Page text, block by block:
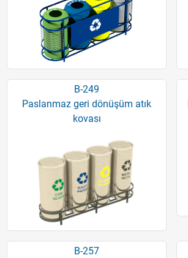
B-249
Paslanmaz geri dönüşüm atık
kovası
B-257